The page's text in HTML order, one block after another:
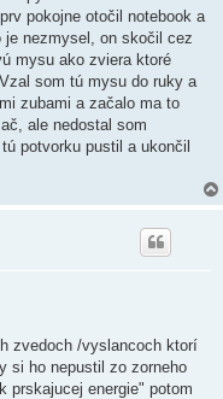
pokojne otočil notebook a
nezmysel, on skočil cez
mysu ako zviera ktoré
som tú mysu do ruky a
zubami a začalo ma to
ale nedostal som
potvorku pustil a ukončil
zvedoch /vyslancoch ktorí
si ho nepustil zo zorneho
prskajucej energie" potom